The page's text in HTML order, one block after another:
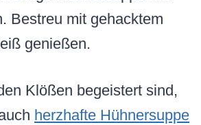
Bestreu mit gehacktem
genießen.
Klößen begeistert sind,
herzhafte Hühnersuppe